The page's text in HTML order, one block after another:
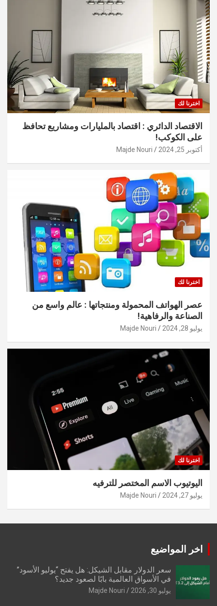
اخترنا لك
الاقتصاد الدائري : اقتصاد بالمليارات ومشاريع تحافظ
على الكوكب!
أكتوبر 25, 2024 Majde Nouri
اخترنا لك
عصر الهواتف المحمولة ومنتجاتها : عالم واسع من
الصناعة والرفاهية!
يوليو 28, 2024 Majde Nouri
اخترنا لك
اليوتيوب الاسم المختصر للترفيه
يوليو 27, 2024 Majde Nouri
اخر المواضيع
سعر الدولار مقابل الشيكل: هل يفتح “يوليو الأسود”
في الأسواق العالمية بابًا لصعود جديد؟
يوليو 30, 2026 Majde Nouri